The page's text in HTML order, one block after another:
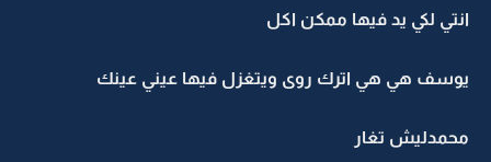
انتي لكي يد فيها ممكن اكل
يوسف هي هي اترك روى ويتغزل فيها عيني عينك
محمدليش تغار